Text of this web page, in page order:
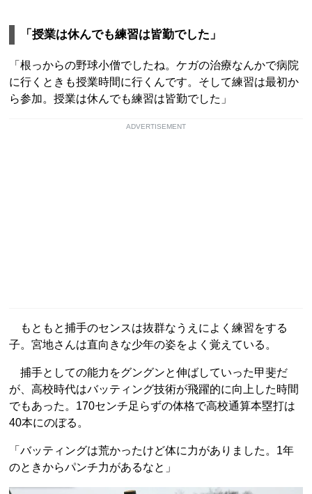
「授業は休んでも練習は皆勤でした」
「根っからの野球小僧でしたね。ケガの治療なんかで病院
に行くときも授業時間に行くんです。そして練習は最初か
ら参加。授業は休んでも練習は皆勤でした」
ADVERTISEMENT
もともと捕手のセンスは抜群なうえによく練習をする
子。宮地さんは直向きな少年の姿をよく覚えている。
捕手としての能力をグングンと伸ばしていった甲斐だ
が、高校時代はバッティング技術が飛躍的に向上した時間
でもあった。170センチ足らずの体格で高校通算本塁打は
40本にのぼる。
「バッティングは荒かったけど体に力がありました。1年
のときからパンチ力があるなと」